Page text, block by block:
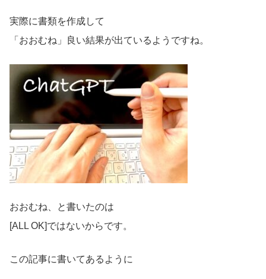
実際に書類を作成して
「おおむね」良い結果が出ているようですね。
おおむね、と書いたのは
[ALL OK]ではないからです。
この記事に書いてあるように